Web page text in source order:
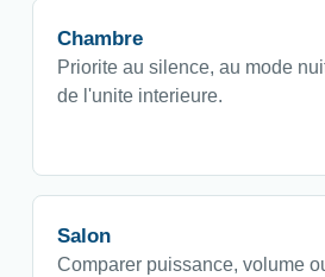
Chambre
Priorite au silence, au mode
de l'unite interieure.
Salon
Comparer puissance, volume